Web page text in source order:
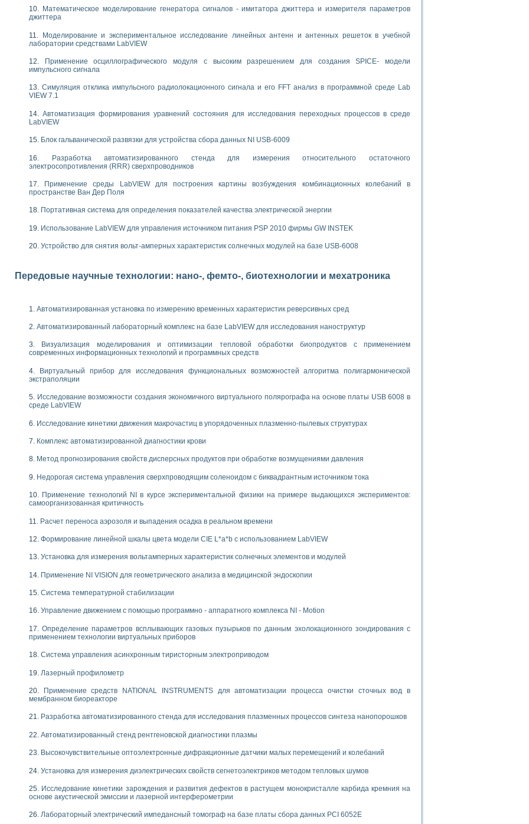
на основе LabVIEW
теории коммутации
течения в расширяющемся канале
«Изучение магнитных свойств ферромагнетиков. Петля гистерезиса» с использованием графической среды программирования LabVIEW
интерфейсов обмена по протоколам RS232 и GPIB / имитатор оконечного устройства по интерфейсу RS232
адиабатического расширения газов
переходных характеристик асинхронных двигателей при пуске
измерений с помощью LabVIEW
INSTRUMENTS для создания систем автоматизированного лабораторного практикума
принципа действия универсального цифрового вольтметра
для изучения технологии выращивания полупроводниковых и оптических монокристаллов
LabVIEW
для исследования АЧХ и ФЧХ активных фильтров
одномерных сигналов на основе алгоритма полигармонической экстраполяции
полигармонической экстраполяции в среде LabVIEW
принимаемых решений в среде LabVIEW
информационно-измерительным системам (ИИС)
теории Коммутации
работы «Имитационное моделирование погрешностей канала измерения температуры» в среде LabVIEW
в среде LabVIEW
решателей обыкновенных дифференциальных уравнений инструментальных систем моделирования
образования и подготовки преподавателей для работы в ИКТ насыщенной среде
практикума по электронике кафедры информационных систем МИРЭА
по электротехнике в среде MULTISIM
«Технологии NATIONAL INSTRUMENTS» в ростовском колледже связи и информатики
постоянного тока
электромагнитного поля для испытаний изделий авионики
Математическое моделирование генератора сигналов - имитатора джиттера и измерителя параметров
джиттера
Моделирование и экспериментальное исследование линейных антенн и антенных решеток в учебной
лаборатории средствами LabVIEW
Применение осциллографического модуля с высоким разрешением для создания SPICE- модели
импульсного сигнала
Симуляция отклика импульсного радиолокационного сигнала и его FFT анализ в программной среде Lab
VIEW 7.1
Автоматизация формирования уравнений состояния для исследования переходных процессов в среде
LabVIEW
Блок гальванической развязки для устройства сбора данных NI USB-6009
Разработка автоматизированного стенда для измерения относительного остаточного
электросопротивления (RRR) сверхпроводников
Применение среды LabVIEW для построения картины возбуждения комбинационных колебаний в
пространстве Ван Дер Поля
Портативная система для определения показателей качества электрической энергии
Использование LabVIEW для управления источником питания PSP 2010 фирмы GW INSTEK
Устройство для снятия вольт-амперных характеристик солнечных модулей на базе USB-6008
Передовые научные технологии: нано-, фемто-, биотехнологии и мехатроника
Автоматизированная установка по измерению временных характеристик реверсивных сред
Автоматизированный лабораторный комплекс на базе LabVIEW для исследования наноструктур
Визуализация моделирования и оптимизации тепловой обработки биопродуктов с применением
современных информационных технологий и программных средств
Виртуальный прибор для исследования функциональных возможностей алгоритма полигармонической
экстраполяции
Исследование возможности создания экономичного виртуального полярографа на основе платы USB 6008 в
среде LabVIEW
Исследование кинетики движения макрочастиц в упорядоченных плазменно-пылевых структурах
Комплекс автоматизированной диагностики крови
Метод прогнозирования свойств дисперсных продуктов при обработке возмущениями давления
Недорогая система управления сверхпроводящим соленоидом с биквадрантным источником тока
Применение технологий NI в курсе экспериментальной физики на примере выдающихся экспериментов:
самоорганизованная критичность
Расчет переноса аэрозоля и выпадения осадка в реальном времени
Формирование линейной шкалы цвета модели CIE L*a*b с использованием LabVIEW
Установка для измерения вольтамперных характеристик солнечных элементов и модулей
Применение NI VISION для геометрического анализа в медицинской эндоскопии
Система температурной стабилизации
Управление движением с помощью программно - аппаратного комплекса NI - Motion
Определение параметров всплывающих газовых пузырьков по данным эхолокационного зондирования с
применением технологии виртуальных приборов
Система управления асинхронным тиристорным электроприводом
Лазерный профилометр
Применение средств NATIONAL INSTRUMENTS для автоматизации процесса очистки сточных вод в
мембранном биореакторе
Разработка автоматизированного стенда для исследования плазменных процессов синтеза нанопорошков
Автоматизированный стенд рентгеновской диагностики плазмы
Высокочувствительные оптоэлектронные дифракционные датчики малых перемещений и колебаний
Установка для измерения диэлектрических свойств сегнетоэлектриков методом тепловых шумов
Исследование кинетики зарождения и развития дефектов в растущем монокристалле карбида кремния на
основе акустической эмиссии и лазерной интерферометрии
Лабораторный электрический импедансный томограф на базе платы сбора данных PCI 6052E